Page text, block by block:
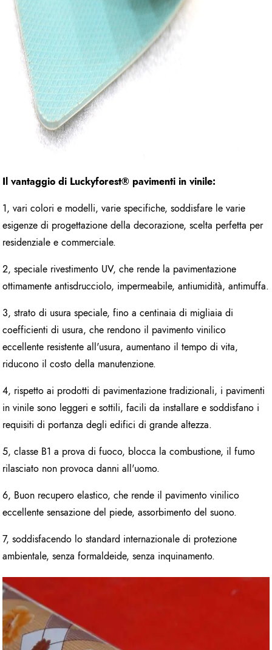
Il vantaggio di Luckyforest® pavimenti in vinile:
1, vari colori e modelli, varie specifiche, soddisfare le varie
esigenze di progettazione della decorazione, scelta perfetta per
residenziale e commerciale.
2, speciale rivestimento UV, che rende la pavimentazione
ottimamente antisdrucciolo, impermeabile, antiumidità, antimuffa.
3, strato di usura speciale, fino a centinaia di migliaia di
coefficienti di usura, che rendono il pavimento vinilico
eccellente resistente all'usura, aumentano il tempo di vita,
riducono il costo della manutenzione.
4, rispetto ai prodotti di pavimentazione tradizionali, i pavimenti
in vinile sono leggeri e sottili, facili da installare e soddisfano i
requisiti di portanza degli edifici di grande altezza.
5, classe B1 a prova di fuoco, blocca la combustione, il fumo
rilasciato non provoca danni all'uomo.
6, Buon recupero elastico, che rende il pavimento vinilico
eccellente sensazione del piede, assorbimento del suono.
7, soddisfacendo lo standard internazionale di protezione
ambientale, senza formaldeide, senza inquinamento.